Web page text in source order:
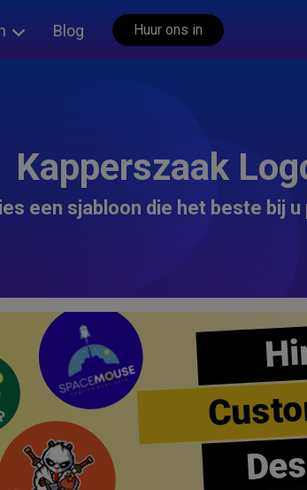
Blog Huur ons in
Kapperszaak
een sjabloon die het beste bij u